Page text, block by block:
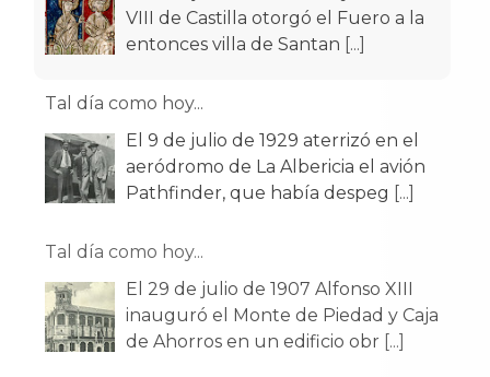
VIII de Castilla otorgó el Fuero a la
entonces villa de Santan [...]
Tal día como hoy...
El 9 de julio de 1929 aterrizó en el
aeródromo de La Albericia el avión
Pathfinder, que había despeg [...]
Tal día como hoy...
El 29 de julio de 1907 Alfonso XIII
inauguró el Monte de Piedad y Caja
de Ahorros en un edificio obr [...]